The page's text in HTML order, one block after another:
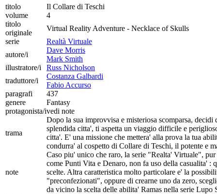
titolo
Il Collare di Teschi
volume
4
titolo
originale
Virtual Reality Adventure - Necklace of Skulls
serie
Realtà Virtuale
autore/i
Dave Morris
Mark Smith
illustratore/i
Russ Nicholson
traduttore/i
Costanza Galbardi
Fabio Accurso
paragrafi
437
genere
Fantasy
protagonista/ivedi note
trama
Dopo la sua improvvisa e misteriosa scomparsa,
splendida citta', ti aspetta un viaggio difficile e
citta'. E' una missione che mettera' alla prova la tua
condurra' al cospetto di Collare di Teschi, il potente e
note
Caso piu' unico che raro, la serie "Realta' Virtuale",
come Punti Vita e Denaro, non fa uso della casualita' :
scelte. Altra caratteristica molto particolare e' la
"preconfezionati", oppure di crearne uno da zero,
da vicino la scelta delle abilita' Ramas nella serie Lupo